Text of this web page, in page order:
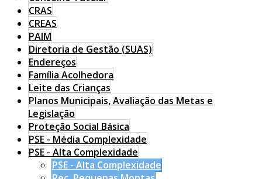
CRAS
CREAS
PAIM
Diretoria de Gestão (SUAS)
Endereços
Família Acolhedora
Leite das Crianças
Planos Municipais, Avaliação das Metas e
Legislação
Proteção Social Básica
PSE - Média Complexidade
PSE - Alta Complexidade
PSE - Alta Complexidade